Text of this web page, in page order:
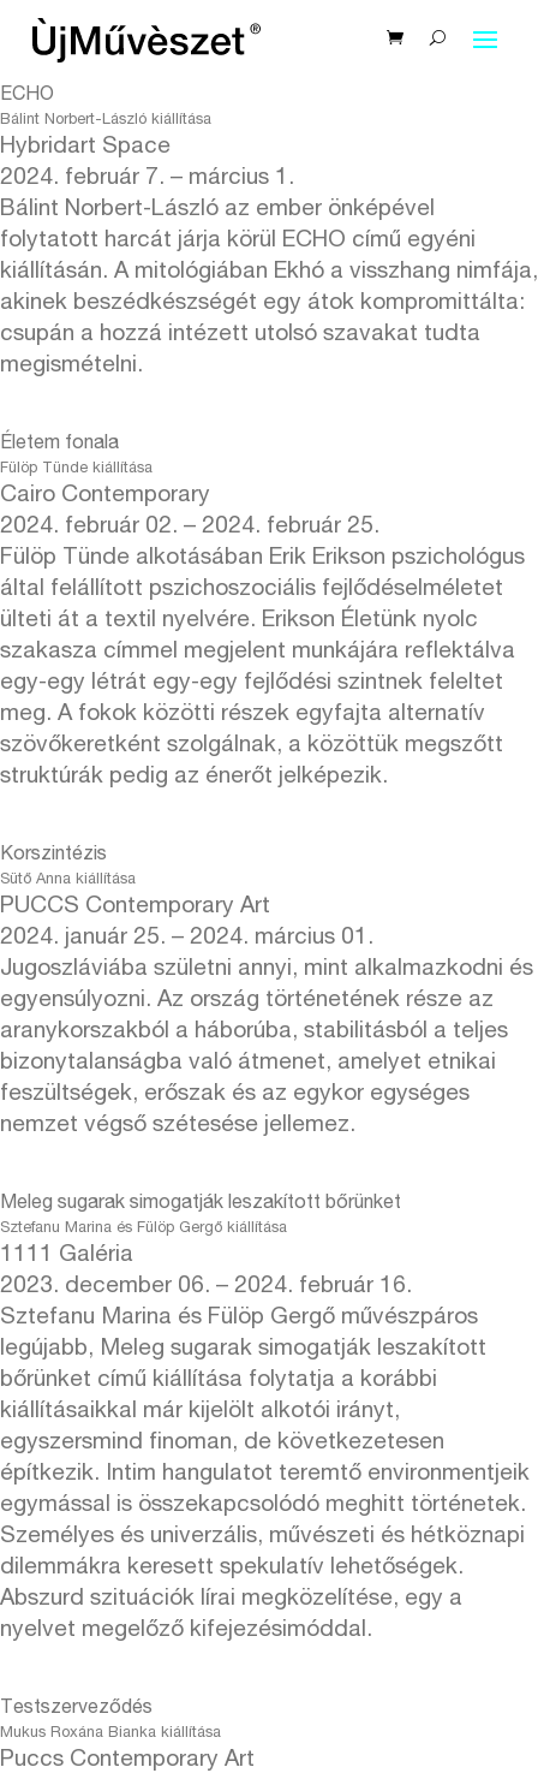
ECHO
Bálint Norbert-László kiállítása
Hybridart Space
2024. február 7. – március 1.
Bálint Norbert-László az ember önképével
folytatott harcát járja körül ECHO című egyéni
kiállításán. A mitológiában Ekhó a visszhang nimfája,
akinek beszédkészségét egy átok kompromittálta:
csupán a hozzá intézett utolsó szavakat tudta
megismételni.
Életem fonala
Fülöp Tünde kiállítása
Cairo Contemporary
2024. február 02. – 2024. február 25.
Fülöp Tünde alkotásában Erik Erikson pszichológus
által felállított pszichoszociális fejlődéselméletet
ülteti át a textil nyelvére. Erikson Életünk nyolc
szakasza címmel megjelent munkájára reflektálva
egy-egy létrát egy-egy fejlődési szintnek feleltet
meg. A fokok közötti részek egyfajta alternatív
szövőkeretként szolgálnak, a közöttük megszőtt
struktúrák pedig az énerőt jelképezik.
Korszintézis
Sütő Anna kiállítása
PUCCS Contemporary Art
2024. január 25. – 2024. március 01.
Jugoszláviába születni annyi, mint alkalmazkodni és
egyensúlyozni. Az ország történetének része az
aranykorszakból a háborúba, stabilitásból a teljes
bizonytalanságba való átmenet, amelyet etnikai
feszültségek, erőszak és az egykor egységes
nemzet végső szétesése jellemez.
Meleg sugarak simogatják leszakított bőrünket
Sztefanu Marina és Fülöp Gergő kiállítása
1111 Galéria
2023. december 06. – 2024. február 16.
Sztefanu Marina és Fülöp Gergő művészpáros
legújabb, Meleg sugarak simogatják leszakított
bőrünket című kiállítása folytatja a korábbi
kiállításaikkal már kijelölt alkotói irányt,
egyszersmind finoman, de következetesen
építkezik. Intim hangulatot teremtő environmentjeik
egymással is összekapcsolódó meghitt történetek.
Személyes és univerzális, művészeti és hétköznapi
dilemmákra keresett spekulatív lehetőségek.
Abszurd szituációk lírai megközelítése, egy a
nyelvet megelőző kifejezésimóddal.
Testszerveződés
Mukus Roxána Bianka kiállítása
Puccs Contemporary Art